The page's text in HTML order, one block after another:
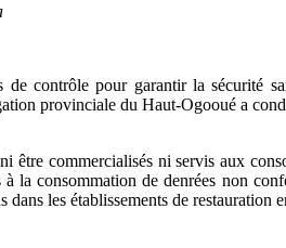
contrôle pour garantir la sécurité
provinciale du Haut-Ogooué a
commercialisés ni servis aux
la consommation de denrées non
les établissements de restauration